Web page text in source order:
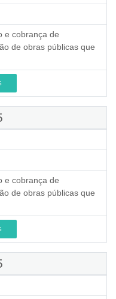
e cobrança de
de obras públicas que
e cobrança de
de obras públicas que